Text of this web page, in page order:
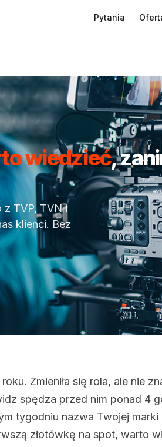
wiedzieć,
z TVP, TVN i
klienci. Bez
Zmieniła się rola, ale nie
spędza przed nim ponad 4
tygodniu nazwa Twojej marki
złotówkę na spot, warto
Pytania